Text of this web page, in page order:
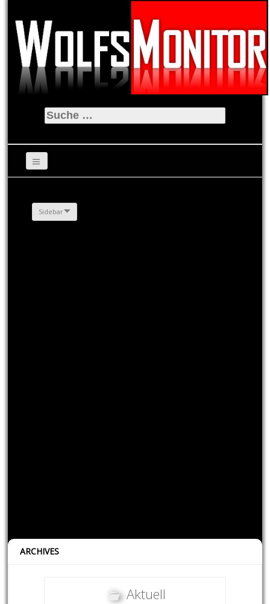
Suche
nach:
Sidebar
ARCHIVES
Aktuell